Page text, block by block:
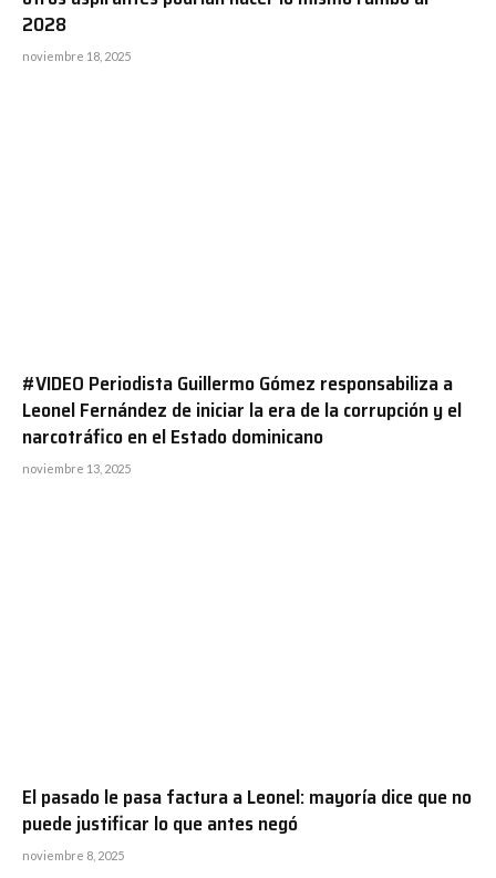
2028
noviembre 18, 2025
#VIDEO Periodista Guillermo Gómez responsabiliza a
Leonel Fernández de iniciar la era de la corrupción y el
narcotráfico en el Estado dominicano
noviembre 13, 2025
El pasado le pasa factura a Leonel: mayoría dice que no
puede justificar lo que antes negó
noviembre 8, 2025